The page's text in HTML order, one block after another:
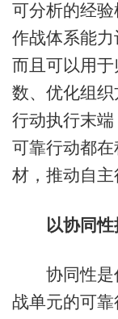
可分析的经
作战体系能力
而且可以用
数、优化组
行动执行末
可靠行动都
材，推动自主
以协同
协同性是
战单元的可